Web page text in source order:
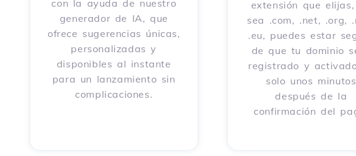
con la ayuda de nuestro
generador de IA, que
ofrece sugerencias únicas,
personalizadas y
disponibles al instante
para un lanzamiento sin
complicaciones.
extensión que
sea .com, .net, .org,
.eu, puedes estar
de que tu dominio
registrado y
solo unos minutos
después de la
confirmación del